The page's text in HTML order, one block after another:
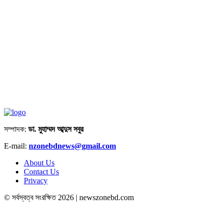
সম্পাদক: ডা. মুহাম্মদ আব্দুস সবুর
E-mail: nzonebdnews@gmail.com
About Us
Contact Us
Privacy
© সর্বস্বত্ব সংরক্ষিত 2026 | newszonebd.com